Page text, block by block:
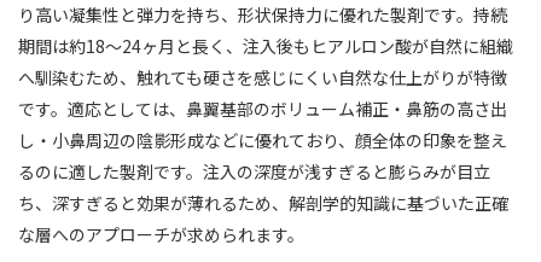
り高い凝集性と弾力を持ち、形状保持力に優れた製剤です。持続
期間は約18〜24ヶ月と長く、注入後もヒアルロン酸が自然に組織
へ馴染むため、触れても硬さを感じにくい自然な仕上がりが特徴
です。適応としては、鼻翼基部のボリューム補正・鼻筋の高さ出
し・小鼻周辺の陰影形成などに優れており、顔全体の印象を整え
るのに適した製剤です。注入の深度が浅すぎると膨らみが目立
ち、深すぎると効果が薄れるため、解剖学的知識に基づいた正確
な層へのアプローチが求められます。